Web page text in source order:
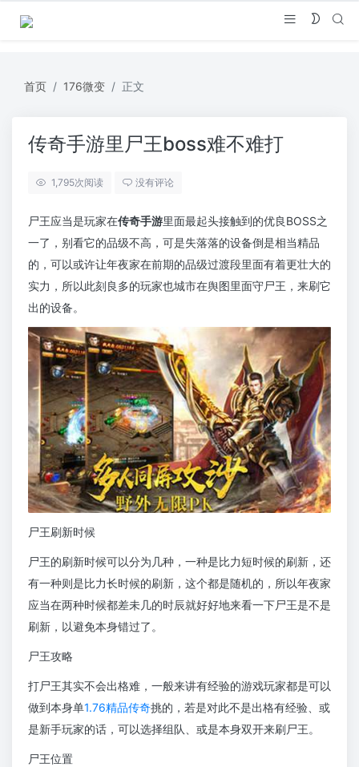
首页 176微变 正文
传奇手游里尸王boss难不难打
1,795次阅读 没有评论
尸王应当是玩家在传奇手游里面最起头接触到的优良BOSS之
一了，别看它的品级不高，可是失落落的设备倒是相当精品
的，可以或许让年夜家在前期的品级过渡段里面有着更壮大的
实力，所以此刻良多的玩家也城市在舆图里面守尸王，来刷它
出的设备。
尸王刷新时候
尸王的刷新时候可以分为几种，一种是比力短时候的刷新，还
有一种则是比力长时候的刷新，这个都是随机的，所以年夜家
应当在两种时候都差未几的时辰就好好地来看一下尸王是不是
刷新，以避免本身错过了。
尸王攻略
打尸王其实不会出格难，一般来讲有经验的游戏玩家都是可以
做到本身单1.76精品传奇挑的，若是对此不是出格有经验、或
是新手玩家的话，可以选择组队、或是本身双开来刷尸王。
尸王位置